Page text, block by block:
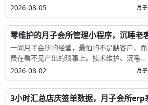
2026-08-05
月
零维护的月子会所管理小程序，沉睡老
一间月子会所的经营，最怕的不是缺客户，
费在看不见产出的琐事上。技术维护、沉睡...
2026-08-02
月
3小时汇总店庆签单数据，月子会所erp